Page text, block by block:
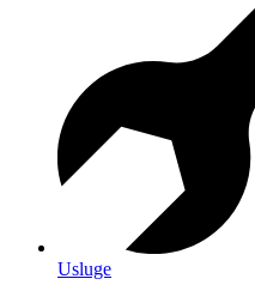
Usluge